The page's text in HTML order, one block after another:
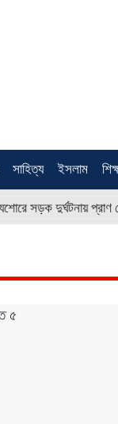
সাহিত্য ইসলাম
প্রাণ গেল স্বামী-